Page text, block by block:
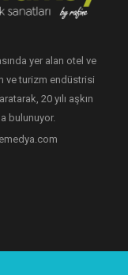
yer alan otel ve
ve turizm endüstrisi
20 yılı aşkın
bulunuyor.